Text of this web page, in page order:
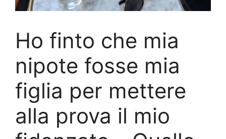
Ho finto che mia
nipote fosse mia
figlia per mettere
alla prova il mio